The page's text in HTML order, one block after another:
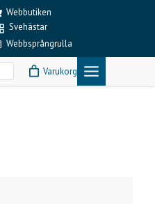
Webbutiken
Svehästar
Webbsprångrulla
Varukorg